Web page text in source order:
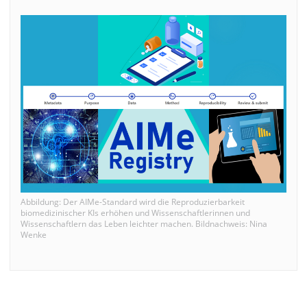
Abbildung: Der AIMe-Standard wird die Reproduzierbarkeit
biomedizinischer KIs erhöhen und Wissenschaftlerinnen und
Wissenschaftlern das Leben leichter machen. Bildnachweis: Nina
Wenke